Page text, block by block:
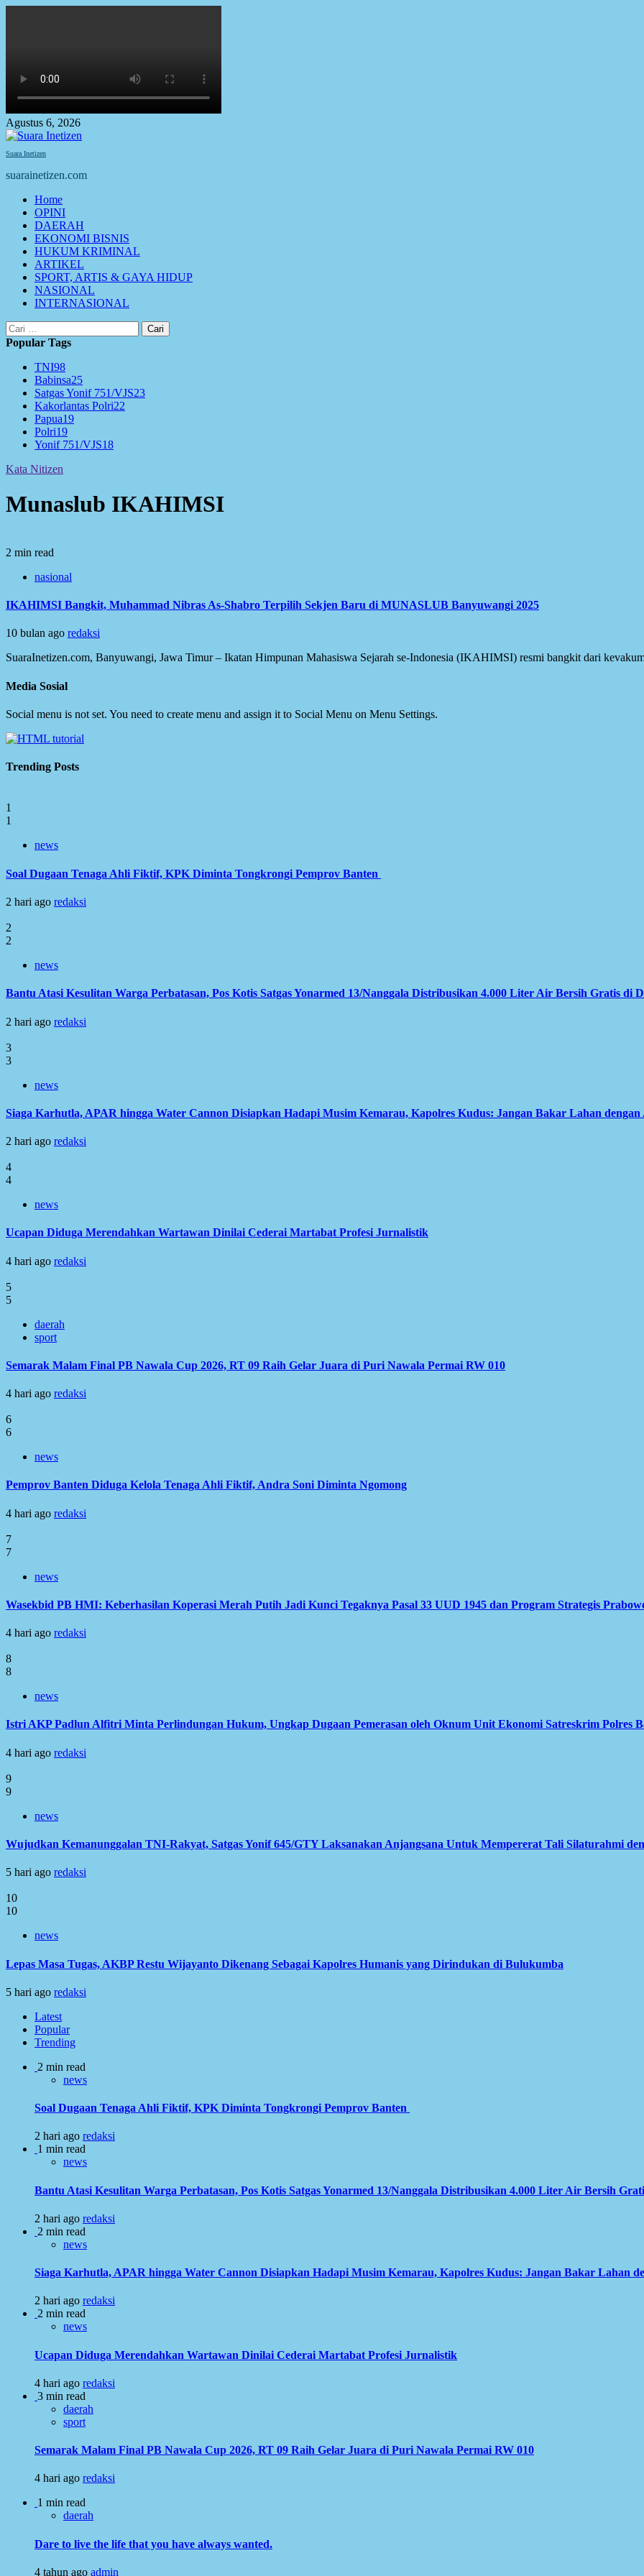
Agustus 6, 2026
Suara Inetizen
suarainetizen.com
Primary
Menu
Home
OPINI
DAERAH
EKONOMI BISNIS
HUKUM KRIMINAL
ARTIKEL
SPORT, ARTIS & GAYA HIDUP
NASIONAL
INTERNASIONAL
Cari
untuk:
Popular Tags
TNI98
Babinsa25
Satgas Yonif 751/VJS23
Kakorlantas Polri22
Papua19
Polri19
Yonif 751/VJS18
Kata Nitizen
Munaslub IKAHIMSI
2 min read
nasional
IKAHIMSI Bangkit, Muhammad Nibras As-Shabro Terpilih Sekjen Baru di MUNASLUB Banyuwangi 2025
10 bulan ago redaksi
SuaraInetizen.com, Banyuwangi, Jawa Timur – Ikatan Himpunan Mahasiswa Sejarah se-Indonesia (IKAHIMSI) resmi bangkit dari
Media Sosial
Social menu is not set. You need to create menu and assign it to Social Menu on Menu Settings.
Trending Posts
1
1
news
Soal Dugaan Tenaga Ahli Fiktif, KPK Diminta Tongkrongi Pemprov Banten
2 hari ago redaksi
2
2
news
Bantu Atasi Kesulitan Warga Perbatasan, Pos Kotis Satgas Yonarmed 13/Nanggala Distribusikan 4.000 Liter Air Bersih Gratis di
2 hari ago redaksi
3
3
news
Siaga Karhutla, APAR hingga Water Cannon Disiapkan Hadapi Musim Kemarau, Kapolres Kudus: Jangan Bakar Lahan dengan
2 hari ago redaksi
4
4
news
Ucapan Diduga Merendahkan Wartawan Dinilai Cederai Martabat Profesi Jurnalistik
4 hari ago redaksi
5
5
daerah
sport
Semarak Malam Final PB Nawala Cup 2026, RT 09 Raih Gelar Juara di Puri Nawala Permai RW 010
4 hari ago redaksi
6
6
news
Pemprov Banten Diduga Kelola Tenaga Ahli Fiktif, Andra Soni Diminta Ngomong
4 hari ago redaksi
7
7
news
Wasekbid PB HMI: Keberhasilan Koperasi Merah Putih Jadi Kunci Tegaknya Pasal 33 UUD 1945 dan Program Strategis
4 hari ago redaksi
8
8
news
Istri AKP Padlun Alfitri Minta Perlindungan Hukum, Ungkap Dugaan Pemerasan oleh Oknum Unit Ekonomi Satreskrim Polres
4 hari ago redaksi
9
9
news
Wujudkan Kemanunggalan TNI-Rakyat, Satgas Yonif 645/GTY Laksanakan Anjangsana Untuk Mempererat Tali Silaturahmi
5 hari ago redaksi
10
10
news
Lepas Masa Tugas, AKBP Restu Wijayanto Dikenang Sebagai Kapolres Humanis yang Dirindukan di Bulukumba
5 hari ago redaksi
Latest
Popular
Trending
2 min read
news
Soal Dugaan Tenaga Ahli Fiktif, KPK Diminta Tongkrongi Pemprov Banten
2 hari ago redaksi
1 min read
news
Bantu Atasi Kesulitan Warga Perbatasan, Pos Kotis Satgas Yonarmed 13/Nanggala Distribusikan 4.000 Liter Air Bersih
2 hari ago redaksi
2 min read
news
Siaga Karhutla, APAR hingga Water Cannon Disiapkan Hadapi Musim Kemarau, Kapolres Kudus: Jangan Bakar Lahan
2 hari ago redaksi
2 min read
news
Ucapan Diduga Merendahkan Wartawan Dinilai Cederai Martabat Profesi Jurnalistik
4 hari ago redaksi
3 min read
daerah
sport
Semarak Malam Final PB Nawala Cup 2026, RT 09 Raih Gelar Juara di Puri Nawala Permai RW 010
4 hari ago redaksi
1 min read
daerah
Dare to live the life that you have always wanted.
4 tahun ago admin